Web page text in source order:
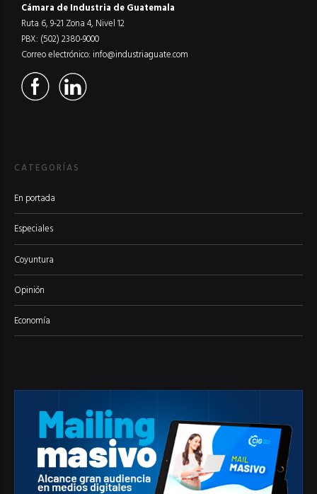
Cámara de Industria de Guatemala
Ruta 6, 9-21 Zona 4, Nivel 12
PBX: (502) 2380-9000
Correo electrónico: info@industriaguate.com
CATEGORÍAS
En portada
Especiales
Coyuntura
Opinión
Economía